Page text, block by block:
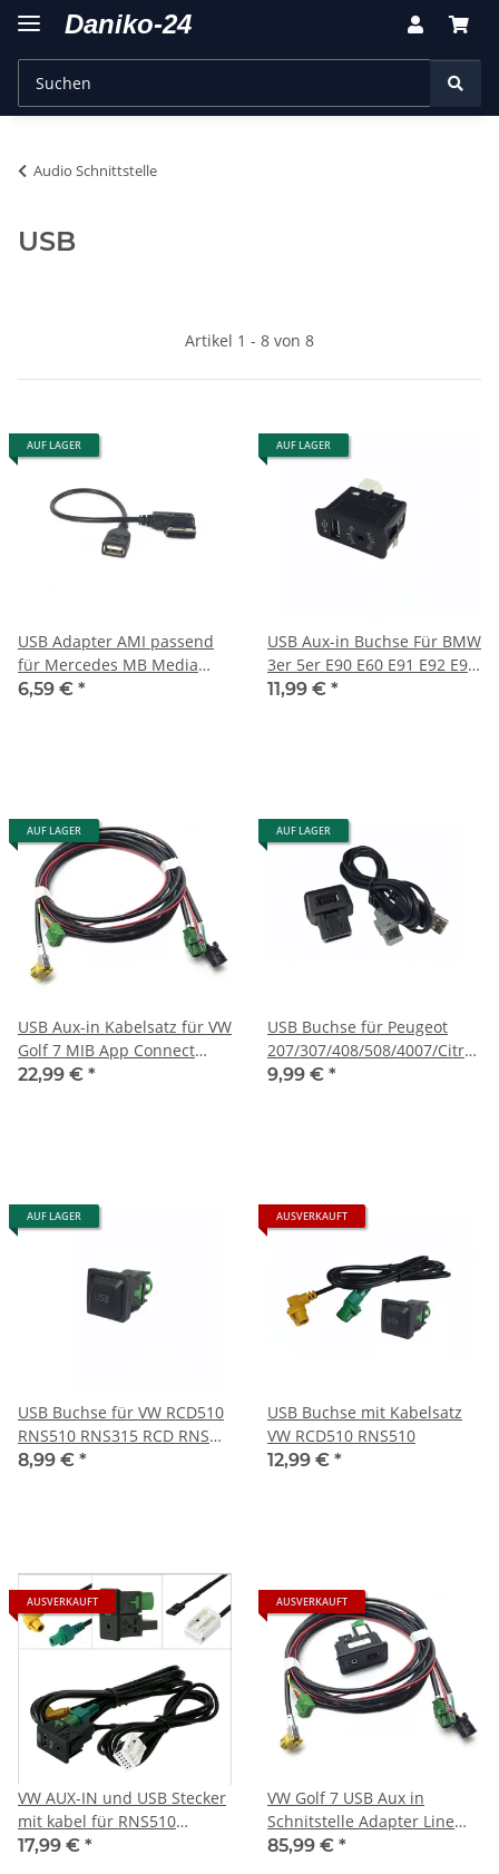
Audio Schnittstelle
USB
Artikel 1 - 8 von 8
AUF LAGER
USB Adapter AMI passend
für Mercedes MB Media
Interface mp3 musik stream
6,59 € *
AUF LAGER
USB Aux-in Buchse Für BMW
3er 5er E90 E60 E91 E92 E93
E70 E81 E87
11,99 € *
AUF LAGER
USB Aux-in Kabelsatz für VW
Golf 7 MIB App Connect
Carplay Passend für
22,99 € *
AUF LAGER
USB Buchse für Peugeot
207/307/408/508/4007/Citroen
C2/C4/C5/RD45/RD43
9,99 € *
AUF LAGER
USB Buchse für VW RCD510
RNS510 RNS315 RCD RNS
510
8,99 € *
AUSVERKAUFT
USB Buchse mit Kabelsatz
VW RCD510 RNS510
12,99 € *
AUSVERKAUFT
VW AUX-IN und USB Stecker
mit kabel für RNS510
RCD510
17,99 € *
AUSVERKAUFT
VW Golf 7 USB Aux in
Schnitstelle Adapter Line
Carplay MDI MK7 MIB Radio
85,99 € *